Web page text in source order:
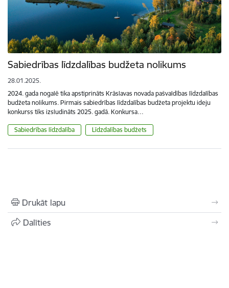
Sabiedrības līdzdalības budžeta nolikums
28.01.2025.
2024. gada nogalē tika apstiprināts Krāslavas novada pašvaldības līdzdalības
budžeta nolikums. Pirmais sabiedrības līdzdalības budžeta projektu ideju
konkurss tiks izsludināts 2025. gadā. Konkursa…
Sabiedrības līdzdalība Līdzdalības budžets
Drukāt lapu
Dalīties